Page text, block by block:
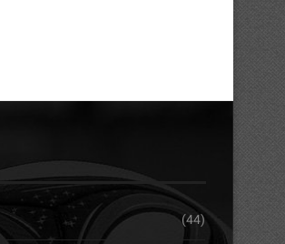
(44)